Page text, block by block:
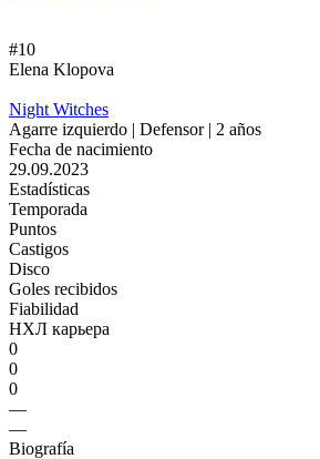
#10
Elena Klopova
Night Witches
Agarre izquierdo | Defensor | 2 años
Fecha de nacimiento
29.09.2023
Estadísticas
Temporada
Puntos
Castigos
Disco
Goles recibidos
Fiabilidad
НХЛ карьера
0
0
0
—
—
Biografía